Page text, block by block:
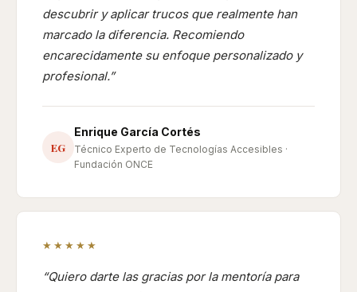
descubrir y aplicar trucos que realmente han
marcado la diferencia. Recomiendo
encarecidamente su enfoque personalizado y
profesional.
EG
Enrique García Cortés
Técnico Experto de Tecnologías Accesibles ·
Fundación ONCE
★★★★★
Quiero darte las gracias por la mentoría para